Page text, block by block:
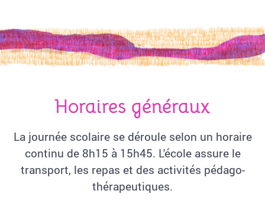
Horaires généraux
La journée scolaire se déroule selon un horaire
continu de 8h15 à 15h45. L'école assure le
transport, les repas et des activités pédago-
thérapeutiques.